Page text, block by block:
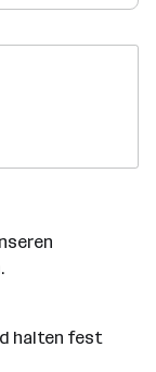
halten fest